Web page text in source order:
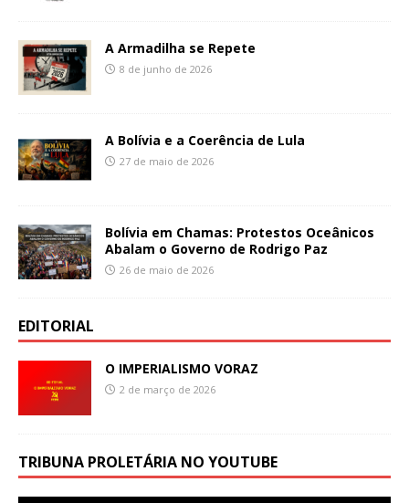
A Armadilha se Repete
8 de junho de 2026
A Bolívia e a Coerência de Lula
27 de maio de 2026
Bolívia em Chamas: Protestos Oceânicos
Abalam o Governo de Rodrigo Paz
26 de maio de 2026
EDITORIAL
O IMPERIALISMO VORAZ
2 de março de 2026
TRIBUNA PROLETÁRIA NO YOUTUBE